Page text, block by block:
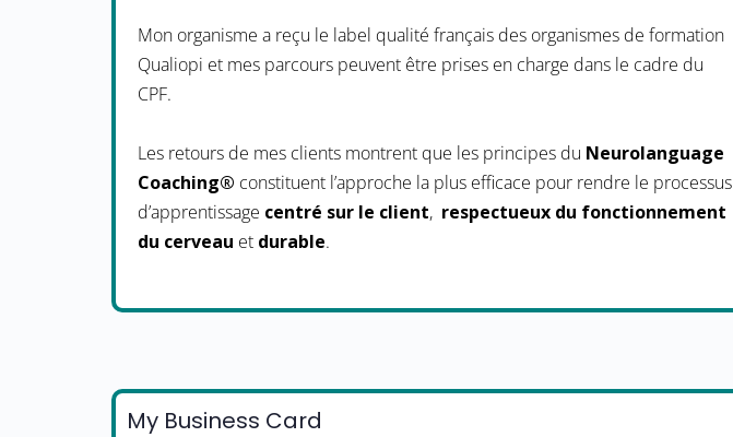
Mon organisme a reçu le label qualité français des organismes de formation
Qualiopi et mes parcours peuvent être prises en charge dans le cadre du
CPF.
Les retours de mes clients montrent que les principes du Neurolanguage
Coaching® constituent l’approche la plus efficace pour rendre le processus
d’apprentissage centré sur le client, respectueux du fonctionnement
du cerveau et durable.
My Business Card